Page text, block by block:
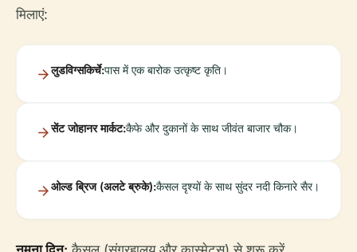
मिलाएं:
लुडविग्सकिर्चे:पास में एक बारोक उत्कृष्ट कृति।
सेंट जोहानर मार्कट:कैफे और दुकानों के साथ जीवंत बाजार चौक।
ओल्ड ब्रिज (अलटे ब्रुके):कैसल दृश्यों के साथ सुंदर नदी किनारे सैर।